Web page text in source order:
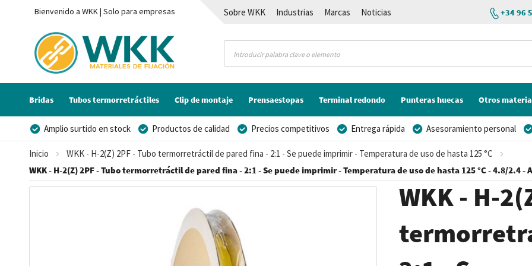
Bienvenido a WKK | Solo para empresas Sobre WKK Industrias Marcas
Noticias
+34 96
Bridas Tubos termorretráctiles Clip de montaje Prensaestopas Terminal redondo Punteras huecas Otros
Amplio surtido en stock Productos de calidad Precios competitivos Entrega rápida
Asesoramiento personal
Posibilidad de crear marca privada
Inicio
WKK - H-2(Z) 2PF - Tubo termorretráctil de pared fina - 2:1 - Se puede imprimir - Temperatura de uso de hasta 125 °C
WKK - H-2(Z) 2PF - Tubo termorretráctil de pared fina - 2:1 - Se puede imprimir - Temperatura de uso de hasta 125 °C - 4.8/2.4 -
WKK - H-